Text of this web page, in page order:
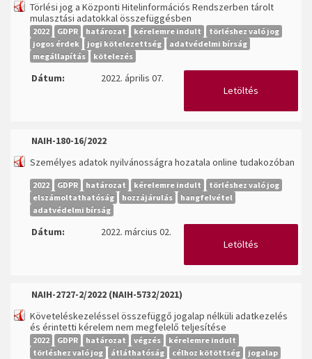
Törlési jog a Központi Hitelinformációs Rendszerben tárolt
mulasztási adatokkal összefüggésben
2022 GDPR határozat kérelemre indult
törléshez való jog
jogos érdek
jogi kötelezettség
adatvédelmi bírság
megállapítás
kötelezés
Dátum:
2022. április 07.
Letöltés
NAIH-180-16/2022
Személyes adatok nyilvánosságra hozatala online tudakozóban
2022 GDPR határozat kérelemre indult
törléshez való jog
elszámoltathatóság
hozzájárulás
hangfelvétel
adatvédelmi bírság
Dátum:
2022. március 02.
Letöltés
NAIH-2727-2/2022 (NAIH-5732/2021)
Követeléskezeléssel összefüggő jogalap nélküli adatkezelés
és érintetti kérelem nem megfelelő teljesítése
2022 GDPR határozat végzés
kérelemre indult
törléshez való jog
átláthatóság célhoz kötöttség
jogalap